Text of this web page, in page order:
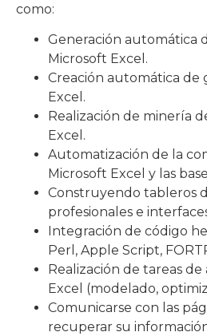
como:
Generación automática
Microsoft Excel.
Creación automática de
Excel.
Realización de minería
Excel.
Automatización de la
Microsoft Excel y las
Construyendo tableros
profesionales e
Integración de código
Perl, Apple Script,
Realización de tareas
Excel (modelado,
Comunicarse con las
recuperar su